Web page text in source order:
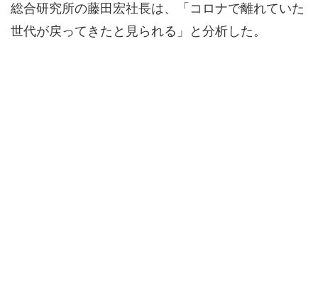
総合研究所の藤田宏社長は、「コロナで離れていた
世代が戻ってきたと見られる」と分析した。